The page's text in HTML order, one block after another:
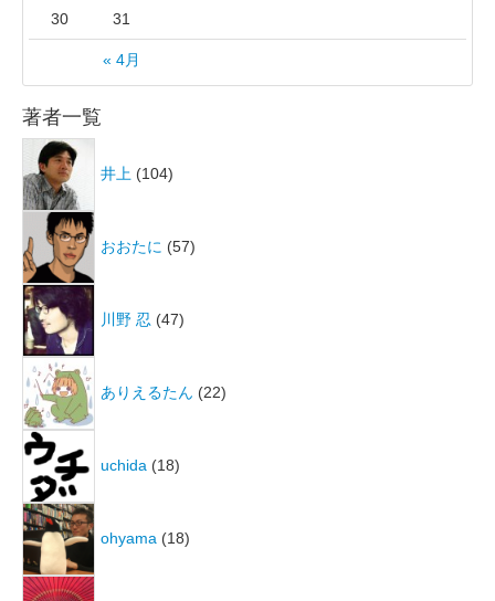
« 4月
30 31
著者一覧
井上 (104)
おおたに (57)
川野 忍 (47)
ありえるたん (22)
uchida (18)
ohyama (18)